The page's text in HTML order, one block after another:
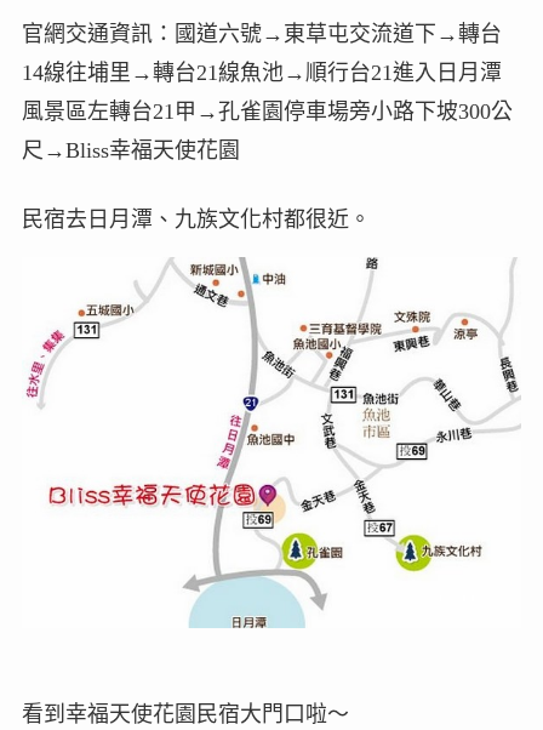
官網交通資訊：國道六號→東草屯交流道下→轉台
14線往埔里→轉台21線魚池→順行台21進入日月潭
風景區左轉台21甲→孔雀園停車場旁小路下坡300公
尺→Bliss幸福天使花園
民宿去日月潭、九族文化村都很近。
看到幸福天使花園民宿大門口啦～